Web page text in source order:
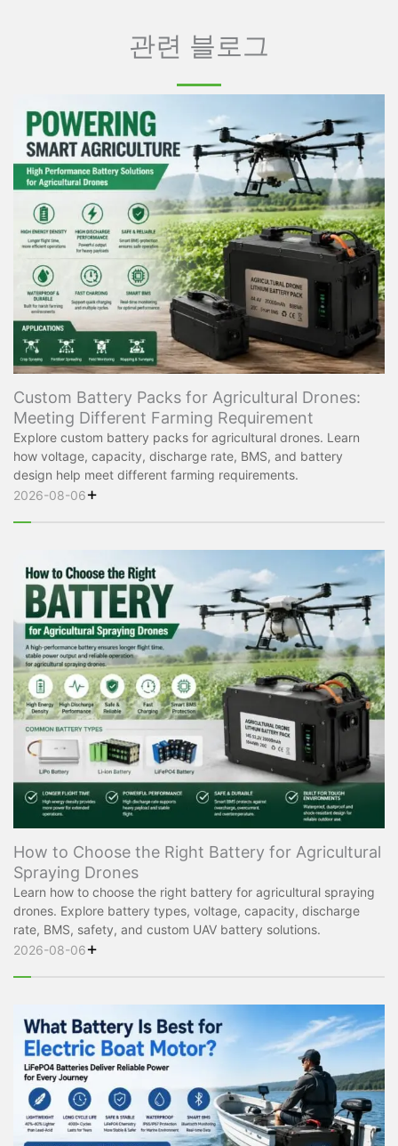
관련 블로그
Custom Battery Packs for Agricultural Drones:
Meeting Different Farming Requirement
Explore custom battery packs for agricultural drones. Learn
how voltage, capacity, discharge rate, BMS, and battery
design help meet different farming requirements.
2026-08-06+
How to Choose the Right Battery for Agricultural
Spraying Drones
Learn how to choose the right battery for agricultural spraying
drones. Explore battery types, voltage, capacity, discharge
rate, BMS, safety, and custom UAV battery solutions.
2026-08-06+